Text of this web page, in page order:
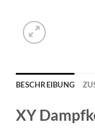
BESCHREIBUNG
XY